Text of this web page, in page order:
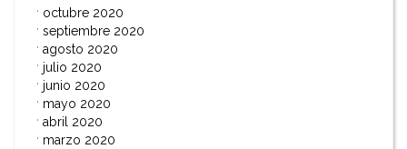
octubre 2020
septiembre 2020
agosto 2020
julio 2020
junio 2020
mayo 2020
abril 2020
marzo 2020